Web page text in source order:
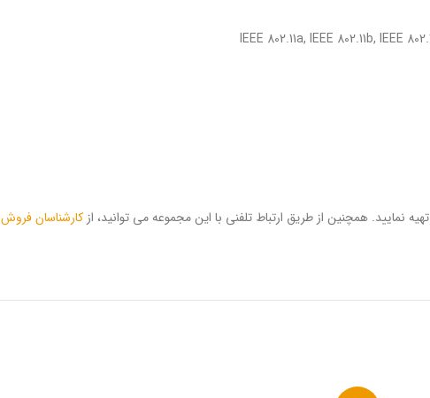
تهیه نمایید. همچنین از طریق ارتباط تلفنی با این مجموعه می توانید، از کارشناسان فروش